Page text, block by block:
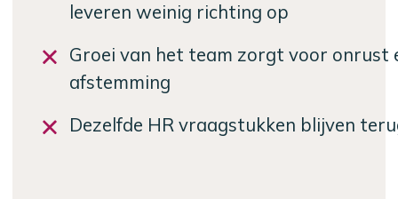
leveren weinig richting op
Groei van het team zorgt voor onrust
afstemming
Dezelfde HR vraagstukken blijven